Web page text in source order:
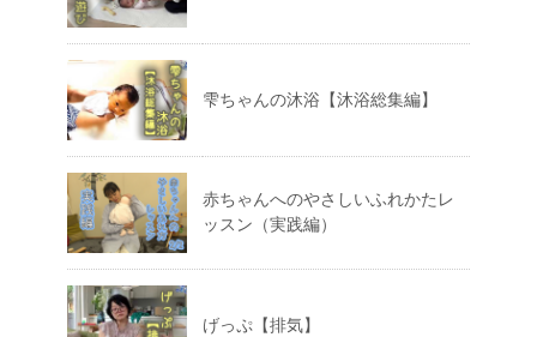
雫ちゃんの沐浴【沐浴総集編】
赤ちゃんへのやさしいふれかたレ
ッスン（実践編）
げっぷ【排気】